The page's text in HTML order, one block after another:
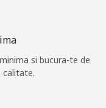
si bucura-te de
calitate.